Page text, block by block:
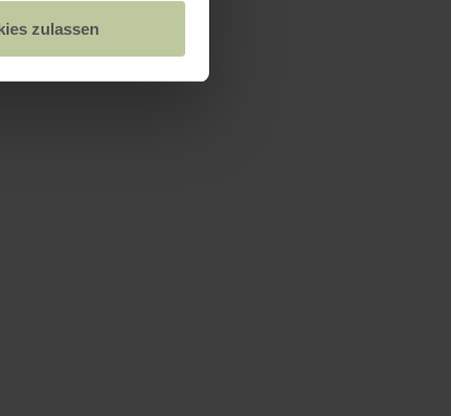
zulassen